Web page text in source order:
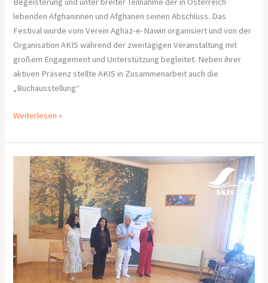
lebenden Afghaninnen und Afghanen seinen Abschluss. Das
Festival wurde vom Verein Aghaz-e-Nawin organisiert und von der
Organisation AKIS während der zweitägigen Veranstaltung mit
großem Engagement und Unterstützung begleitet. Neben ihrer
aktiven Präsenz stellte AKIS in Zusammenarbeit auch die
„Buchausstellung“
Weiterlesen »
Bericht über
dritten Workshop
„Frauen
gegen
Extremismus
und
Gewalt“